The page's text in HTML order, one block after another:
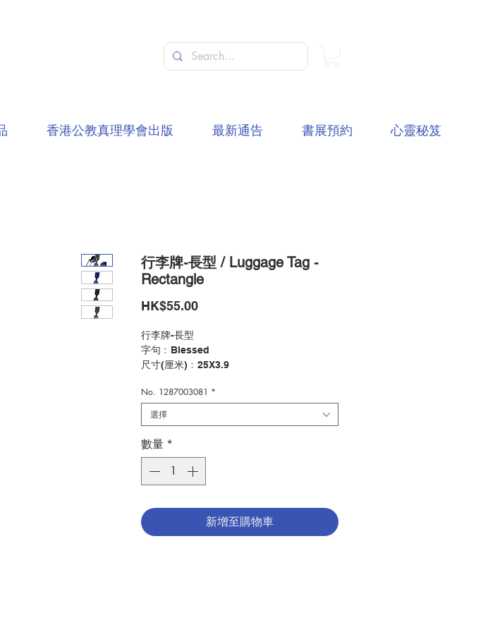
行李牌-長型 / Luggage Tag -
Rectangle
HK$55.00價
行李牌-長型
字句﹕Blessed
尺寸(厘米)﹕25X3.9
Luggage Tag - Rectangle
"Blessed"
Size(cm):25x39
分類：其他
Category：OTHER
No. 1287003081-A,B,C
No. 1287003081 *
選擇
數量 *
新增至購物車
香港公教真理學會出版 最新通告 書展預約 心靈秘笈